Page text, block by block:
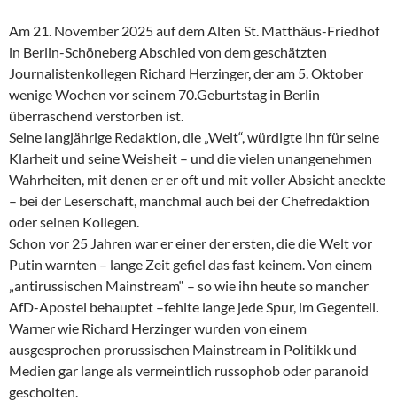
Am 21. November 2025 auf dem Alten St. Matthäus-Friedhof
in Berlin-Schöneberg Abschied von dem geschätzten
Journalistenkollegen Richard Herzinger, der am 5. Oktober
wenige Wochen vor seinem 70.Geburtstag in Berlin
überraschend verstorben ist.
Seine langjährige Redaktion, die „Welt“, würdigte ihn für seine
Klarheit und seine Weisheit – und die vielen unangenehmen
Wahrheiten, mit denen er er oft und mit voller Absicht aneckte
– bei der Leserschaft, manchmal auch bei der Chefredaktion
oder seinen Kollegen.
Schon vor 25 Jahren war er einer der ersten, die die Welt vor
Putin warnten – lange Zeit gefiel das fast keinem. Von einem
„antirussischen Mainstream“ – so wie ihn heute so mancher
AfD-Apostel behauptet –fehlte lange jede Spur, im Gegenteil.
Warner wie Richard Herzinger wurden von einem
ausgesprochen prorussischen Mainstream in Politikk und
Medien gar lange als vermeintlich russophob oder paranoid
gescholten.